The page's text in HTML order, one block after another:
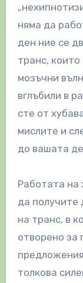
няма да
ден ние се
транс,
мозъчни
вглъбили в
сте от
мислите и
до вашата
Работата на
да получите
на транс, в
отворено за
толкова